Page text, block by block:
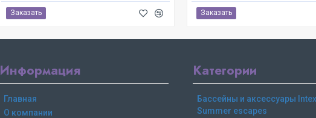
Заказать Заказать
Информация
Главная
О компании
Категории
Бассейны и аксессуары
Summer escapes